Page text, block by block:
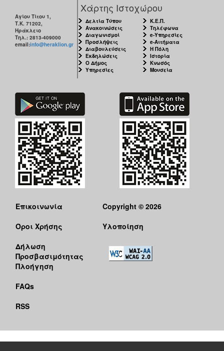
Αγίου Τίτου 1,
Τ.Κ. 71202,
Ηράκλειο
Τηλ.: 2813-409000
email:info@heraklion.gr
Χάρτης Ιστοχώρου
Δελτία Τύπου
Ανακοινώσεις
Διαγωνισμοί
Προσλήψεις
Διαβουλεύσεις
Εκδηλώσεις
Ο Δήμος
Υπηρεσίες
Κ.Ε.Π.
Τηλέφωνα
e-Υπηρεσίες
e-Αιτήματα
Η Πόλη
Ιστορία
Κνωσός
Μουσεία
Επικοινωνία
Όροι Χρήσης
Δήλωση
Προσβασιμότητας
Πλοήγηση
FAQs
RSS
Copyright © 2026
Υλοποίηση